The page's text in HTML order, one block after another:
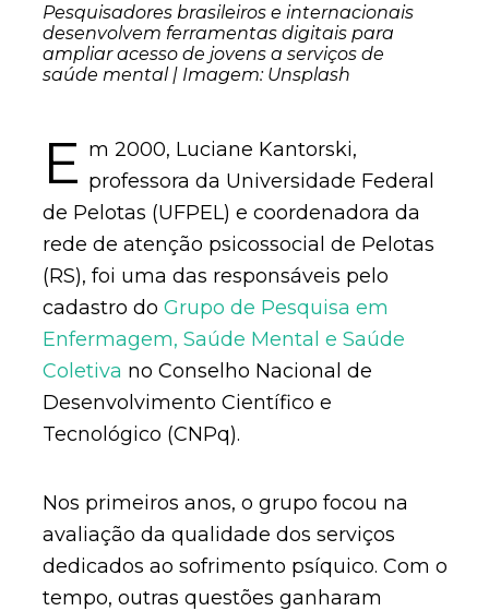
Pesquisadores brasileiros e internacionais
desenvolvem ferramentas digitais para
ampliar acesso de jovens a serviços de
saúde mental | Imagem: Unsplash
E m 2000, Luciane Kantorski,
professora da Universidade Federal
de Pelotas (UFPEL) e coordenadora da
rede de atenção psicossocial de Pelotas
(RS), foi uma das responsáveis pelo
cadastro do Grupo de Pesquisa em
Enfermagem, Saúde Mental e Saúde
Coletiva no Conselho Nacional de
Desenvolvimento Científico e
Tecnológico (CNPq).
Nos primeiros anos, o grupo focou na
avaliação da qualidade dos serviços
dedicados ao sofrimento psíquico. Com o
tempo, outras questões ganharam
Captcha obrigatório